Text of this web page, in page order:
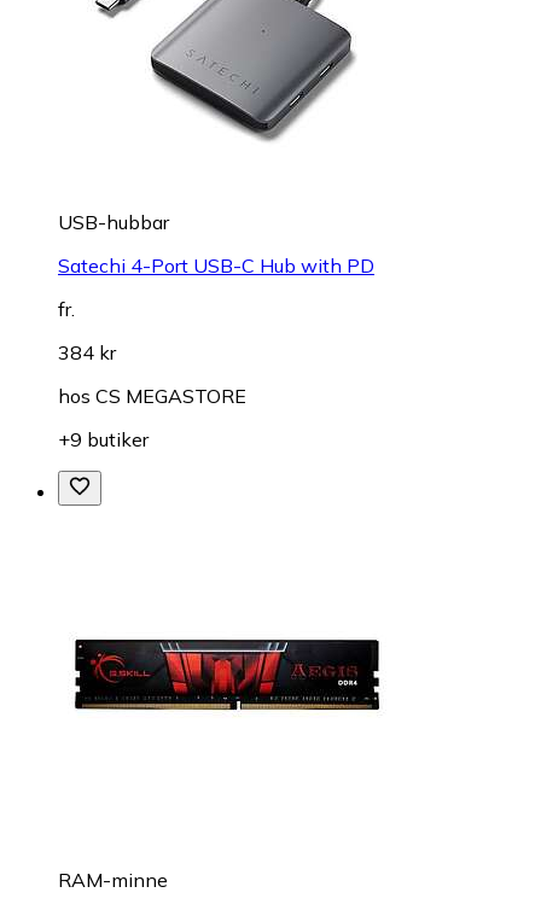
USB-hubbar
Satechi 4-Port USB-C Hub with PD
fr.
384 kr
hos CS MEGASTORE
+9 butiker
RAM-minne